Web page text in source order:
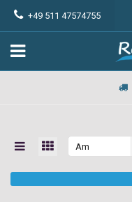
+49 511 47574755
Am
angesehen